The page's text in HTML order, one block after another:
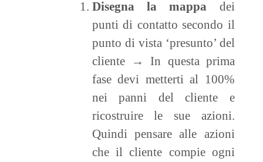
Disegna la mappa dei
punti di contatto secondo il
punto di vista ‘presunto’ del
cliente → In questa prima
fase devi metterti al 100%
nei panni del cliente e
ricostruire le sue azioni.
Quindi pensare alle azioni
che il cliente compie ogni